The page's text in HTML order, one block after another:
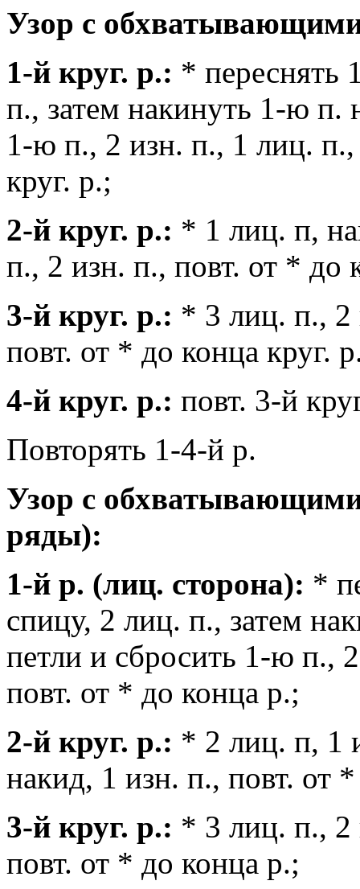
Узор с
1-й круг. р.: * переснять
п., затем накинуть 1-ю
1-ю п., 2 изн. п., 1 лиц.
круг. р.;
2-й круг. р.: * 1 лиц. п,
п., 2 изн. п., повт. от * до
3-й круг. р.: * 3 лиц. п., 2
повт. от * до конца круг.
4-й круг. р.: повт. 3-й
Повторять 1-4-й р.
Узор с
ряды):
1-й р. (лиц. сторона): *
спицу, 2 лиц. п., затем
петли и сбросить 1-ю п.,
повт. от * до конца р.;
2-й круг. р.: * 2 лиц. п, 1
накид, 1 изн. п., повт. от
3-й круг. р.: * 3 лиц. п., 2
повт. от * до конца р.;